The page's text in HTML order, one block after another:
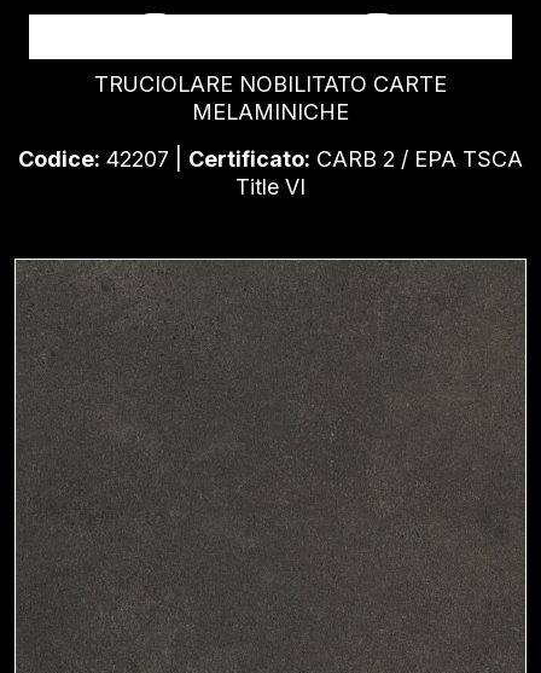
BETON TERRAGRAU
TRUCIOLARE NOBILITATO CARTE
MELAMINICHE
Codice: 42207 | Certificato: CARB 2 / EPA TSCA
Title VI